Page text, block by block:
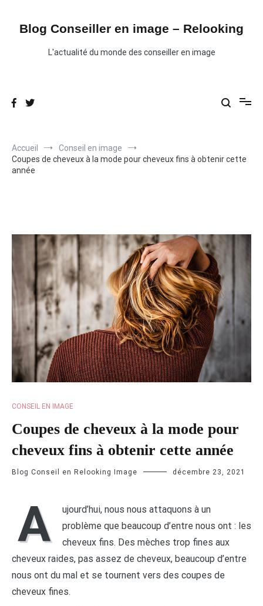
contenuBlog Conseiller en image – Relooking
L'actualité du monde des conseiller en image
Accueil
Conseil en image
Coupes de cheveux à la mode pour cheveux fins à obtenir cette
année
CONSEIL EN IMAGE
Coupes de cheveux à la mode pour
cheveux fins à obtenir cette année
Blog Conseil en Relooking Image décembre 23, 2021
A
ujourd’hui, nous nous attaquons à un
problème que beaucoup d’entre nous ont : les
cheveux fins. Des mèches trop fines aux
cheveux raides, pas assez de cheveux, beaucoup d’entre
nous ont du mal et se tournent vers des coupes de
cheveux fines.